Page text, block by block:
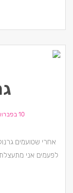
10 בפברואר 2020
אחרי שטועמים
לפעמים אני